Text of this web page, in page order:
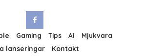
Gaming Tips AI
Mjukvara
lanseringar
Kontakt